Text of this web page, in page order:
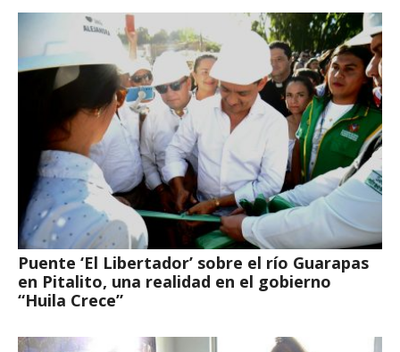
Puente ‘El Libertador’ sobre el río Guarapas
en Pitalito, una realidad en el gobierno
“Huila Crece”